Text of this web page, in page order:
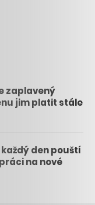
zaplavený
jim platit stále
den pouští
na nové